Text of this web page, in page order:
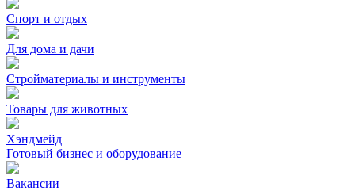
Спорт и отдых
Для дома и дачи
Стройматериалы и инструменты
Товары для животных
Хэндмейд
Готовый бизнес и оборудование
Вакансии